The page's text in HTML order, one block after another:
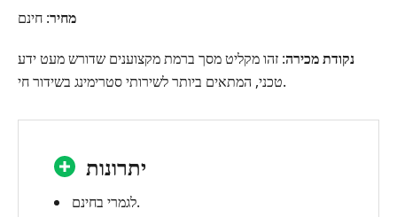
מחיר: חינם
נקודת מכירה: זהו מקליט מסך ברמת מקצוענים שדורש מעט ידע
טכני, המתאים ביותר לשירותי סטרימינג בשידור חי.
יתרונות
לגמרי בחינם.